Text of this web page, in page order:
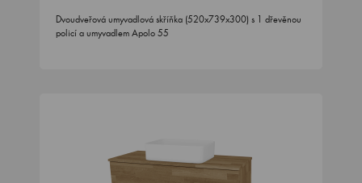
Dvoudveřová umyvadlová skříňka (520x739x300) s 1 dřevěnou
policí a umyvadlem Apolo 55